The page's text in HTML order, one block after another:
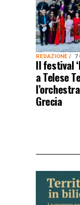
REDAZIONE 7
Il festival
a Telese
Grecia